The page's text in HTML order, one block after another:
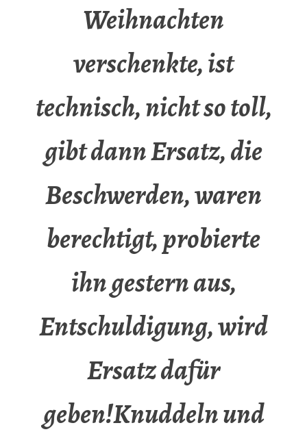
Weihnachten
verschenkte, ist
technisch, nicht so toll,
gibt dann Ersatz, die
Beschwerden, waren
berechtigt, probierte
ihn gestern aus,
Entschuldigung, wird
Ersatz dafür
geben!Knuddeln und